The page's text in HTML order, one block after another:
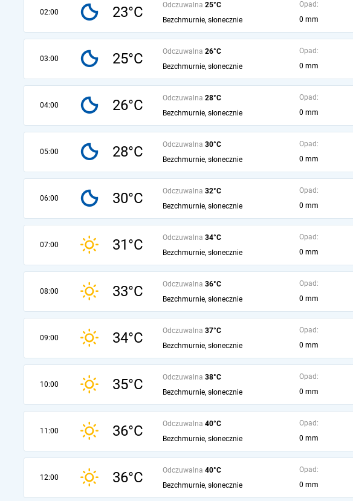
02:00 23°C Odczuwalna 25°C
Bezchmurnie, słonecznie
Opad:
0 mm
03:00 25°C Odczuwalna 26°C
Bezchmurnie, słonecznie
Opad:
0 mm
04:00 26°C Odczuwalna 28°C
Bezchmurnie, słonecznie
Opad:
0 mm
05:00 28°C Odczuwalna 30°C
Bezchmurnie, słonecznie
Opad:
0 mm
06:00 30°C Odczuwalna 32°C
Bezchmurnie, słonecznie
Opad:
0 mm
07:00 31°C Odczuwalna 34°C
Bezchmurnie, słonecznie
Opad:
0 mm
08:00 33°C Odczuwalna 36°C
Bezchmurnie, słonecznie
Opad:
0 mm
09:00 34°C Odczuwalna 37°C
Bezchmurnie, słonecznie
Opad:
0 mm
10:00 35°C Odczuwalna 38°C
Bezchmurnie, słonecznie
Opad:
0 mm
11:00 36°C Odczuwalna 40°C
Bezchmurnie, słonecznie
Opad:
0 mm
12:00 36°C Odczuwalna 40°C
Bezchmurnie, słonecznie
Opad:
0 mm